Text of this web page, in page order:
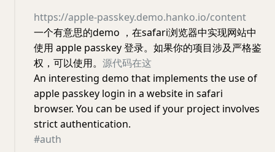
https://apple-passkey.demo.hanko.io/content
一个有意思的demo ，在safari浏览器中实现网站中
使用 apple passkey 登录。如果你的项目涉及严格鉴
权，可以使用。 源代码在这
An interesting demo that implements the use of
apple passkey login in a website in safari
browser. You can be used if your project involves
strict authentication.
#auth